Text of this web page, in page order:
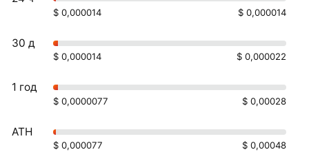
$ 0,000014 $ 0,000014
30 д
$ 0,000014 $ 0,000022
1 год
$ 0,0000077 $ 0,00028
ATH
$ 0,000077
$ 0,00048